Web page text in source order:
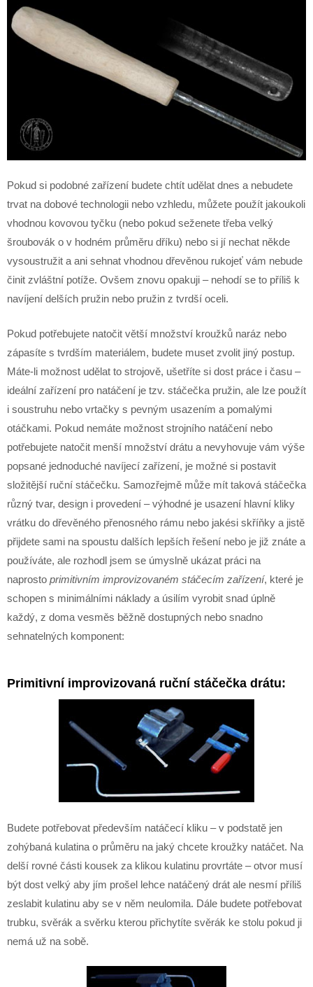
Pokud si podobné zařízení budete chtít udělat dnes a nebudete
trvat na dobové technologii nebo vzhledu, můžete použít jakoukoli
vhodnou kovovou tyčku (nebo pokud seženete třeba velký
šroubovák o v hodném průměru dříku) nebo si jí nechat někde
vysoustružit a ani sehnat vhodnou dřevěnou rukojeť vám nebude
činit zvláštní potíže. Ovšem znovu opakuji – nehodí se to příliš k
navíjení delších pružin nebo pružin z tvrdší oceli.
Pokud potřebujete natočit větší množství kroužků naráz nebo
zápasíte s tvrdším materiálem, budete muset zvolit jiný postup.
Máte-li možnost udělat to strojově, ušetříte si dost práce i času –
ideální zařízení pro natáčení je tzv. stáčečka pružin, ale lze použít
i soustruhu nebo vrtačky s pevným usazením a pomalými
otáčkami. Pokud nemáte možnost strojního natáčení nebo
potřebujete natočit menší množství drátu a nevyhovuje vám výše
popsané jednoduché navíjecí zařízení, je možné si postavit
složitější ruční stáčečku. Samozřejmě může mít taková stáčečka
různý tvar, design i provedení – výhodné je usazení hlavní kliky
vrátku do dřevěného přenosného rámu nebo jakési skříňky a jistě
přijdete sami na spoustu dalších lepších řešení nebo je již znáte a
používáte, ale rozhodl jsem se úmyslně ukázat práci na
naprosto primitivním improvizovaném stáčecím zařízení, které je
schopen s minimálními náklady a úsilím vyrobit snad úplně
každý, z doma vesměs běžně dostupných nebo snadno
sehnatelných komponent:
Primitivní improvizovaná ruční stáčečka drátu:
Budete potřebovat především natáčecí kliku – v podstatě jen
zohýbaná kulatina o průměru na jaký chcete kroužky natáčet. Na
delší rovné části kousek za klikou kulatinu provrtáte – otvor musí
být dost velký aby jím prošel lehce natáčený drát ale nesmí příliš
zeslabit kulatinu aby se v něm neulomila. Dále budete potřebovat
trubku, svěrák a svěrku kterou přichytíte svěrák ke stolu pokud ji
nemá už na sobě.